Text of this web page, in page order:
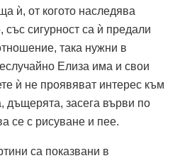
ѝ, от когото наследява
със сигурност са ѝ предали
така нужни в
Елиза има и свои
ѝ не проявяват интерес към
дъщерята, засега върви по
се с рисуване и пее.
са показвани в